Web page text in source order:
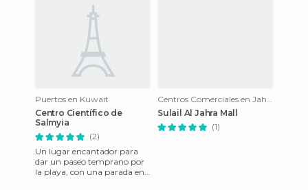
Puertos en Kuwait
Centro Científico de
Salmyia
(2)
Un lugar encantador para
dar un paseo temprano por
la playa, con una parada en
Centros Comerciales en Jahra
Sulail Al Jahra Mall
(1)